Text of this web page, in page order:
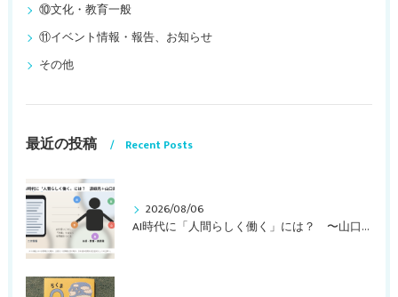
⑩文化・教育一般
⑪イベント情報・報告、お知らせ
その他
最近の投稿 Recent Posts
2026/08/06
AI時代に「人間らしく働く」には？ 〜山口周さんのインタビュー記事、動画より〜